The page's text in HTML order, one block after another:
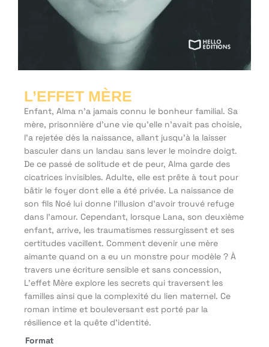
L’EFFET MÈRE
Enfant, Alma n’a jamais connu le bonheur familial. Sa
mère, prisonnière d’une vie qu’elle n’avait pas choisie,
l’a rejetée dès la naissance, allant jusqu’à la laisser
basculer dans un landau sans lever le moindre doigt.
De ce passé de solitude et de peur, Alma garde des
cicatrices invisibles. Adulte, elle est prête à tout pour
bâtir le foyer dont elle a été privée. La naissance de
son fils Noé lui donne l’illusion d’avoir trouvé refuge
dans l’amour. Cependant, lorsque Lana, son deuxième
enfant, arrive, les traumatismes ressurgissent et ses
certitudes vacillent. Comment devenir une mère
aimante quand on a eu un monstre pour modèle ? À
travers une écriture sensible et sans concession,
L’effet Mère explore les secrets qui traversent les
familles ainsi que la complexité du lien maternel. Ce
roman intime et bouleversant est porté par la
résilience et la quête d’identité.
Format